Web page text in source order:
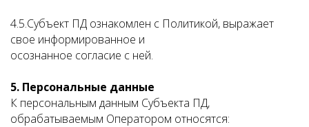
4.5.Субъект ПД ознакомлен с Политикой, выражает
свое информированное и
осознанное согласие с ней.
5. Персональные данные
К персональным данным Субъекта ПД,
обрабатываемым Оператором относятся: